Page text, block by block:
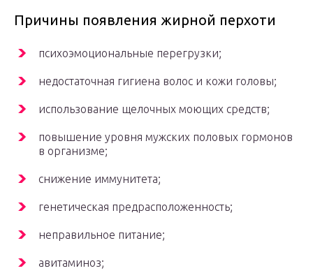
Причины появления жирной перхоти
психоэмоциональные перегрузки;
недостаточная гигиена волос и кожи головы;
использование щелочных моющих средств;
повышение уровня мужских половых гормонов
в организме;
снижение иммунитета;
генетическая предрасположенность;
неправильное питание;
авитаминоз;